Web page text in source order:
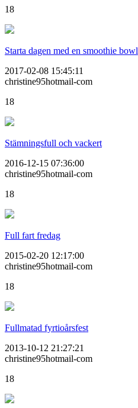
18
Starta dagen med en smoothie bowl
2017-02-08 15:45:11
christine95hotmail-com
18
Stämningsfull och vackert
2016-12-15 07:36:00
christine95hotmail-com
18
Full fart fredag
2015-02-20 12:17:00
christine95hotmail-com
18
Fullmatad fyrtioårsfest
2013-10-12 21:27:21
christine95hotmail-com
18